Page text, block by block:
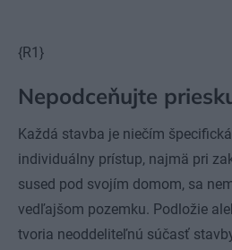
{R1}
Nepodceňujte
Každá stavba je niečím
individuálny prístup, najmä pri
sused pod svojím domom, sa
vedľajšom pozemku. Podložie
tvoria neoddeliteľnú súčasť